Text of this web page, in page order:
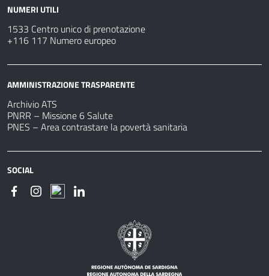
NUMERI UTILI
1533 Centro unico di prenotazione
+116 117 Numero europeo
AMMINISTRAZIONE TRASPARENTE
Archivio ATS
PNRR – Missione 6 Salute
PNES – Area contrastare la povertà sanitaria
SOCIAL